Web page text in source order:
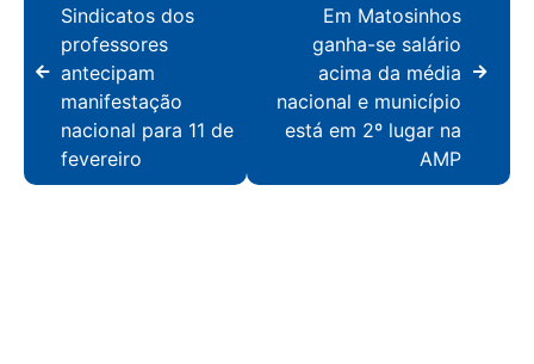
Sindicatos dos
professores
antecipam
manifestação
nacional para 11 de
fevereiro
Em Matosinhos
ganha-se salário
acima da média
nacional e município
está em 2º lugar na
AMP